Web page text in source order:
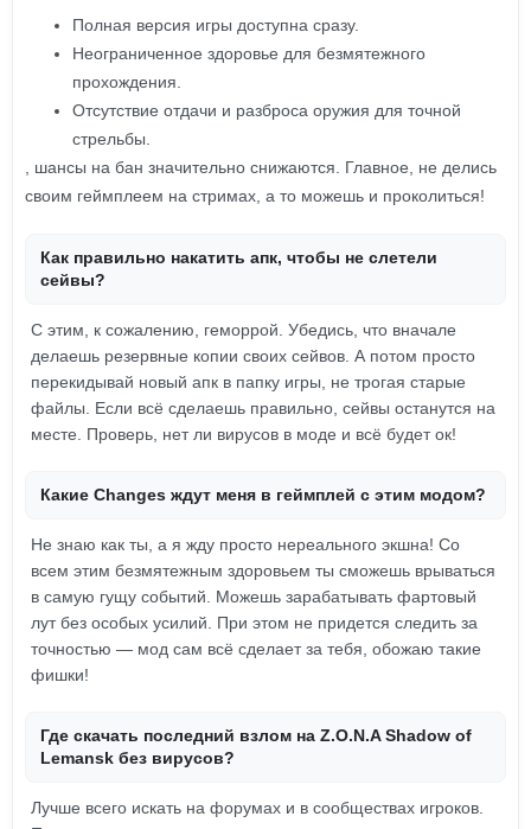
Полная версия игры доступна сразу.
Неограниченное здоровье для безмятежного
прохождения.
Отсутствие отдачи и разброса оружия для точной
стрельбы.
, шансы на бан значительно снижаются. Главное, не делись
своим геймплеем на стримах, а то можешь и проколиться!
Как правильно накатить апк, чтобы не слетели
сейвы?
С этим, к сожалению, геморрой. Убедись, что вначале
делаешь резервные копии своих сейвов. А потом просто
перекидывай новый апк в папку игры, не трогая старые
файлы. Если всё сделаешь правильно, сейвы останутся на
месте. Проверь, нет ли вирусов в моде и всё будет ок!
Какие Changes ждут меня в геймплей с этим модом?
Не знаю как ты, а я жду просто нереального экшна! Со
всем этим безмятежным здоровьем ты сможешь врываться
в самую гущу событий. Можешь зарабатывать фартовый
лут без особых усилий. При этом не придется следить за
точностью — мод сам всё сделает за тебя, обожаю такие
фишки!
Где скачать последний взлом на Z.O.N.A Shadow of
Lemansk без вирусов?
Лучше всего искать на форумах и в сообществах игроков.